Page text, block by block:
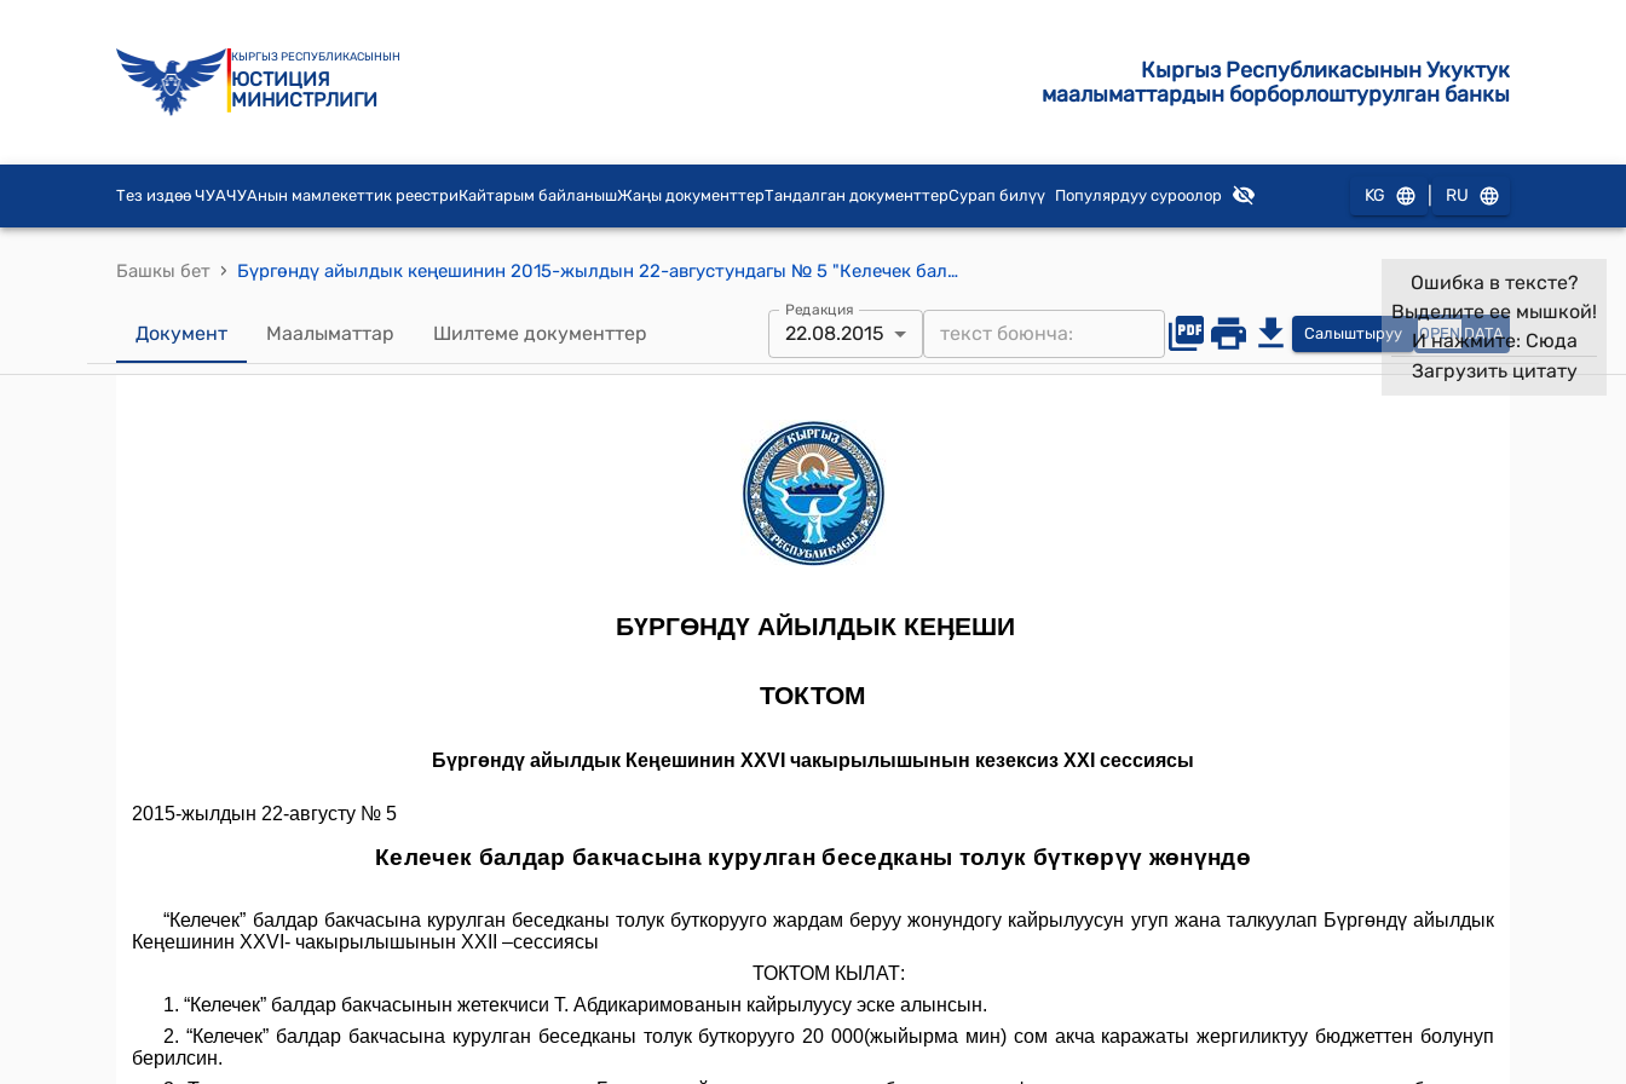
КЫРГЫЗ РЕСПУБЛИКАСЫНЫН
ЮСТИЦИЯ
МИНИСТРЛИГИ
Кыргыз Республикасынын Укуктук
маалыматтардын борборлоштурулган банкы
Тез издөө ЧУАЧУАнын мамлекеттик реестриКайтарым байланышЖаңы документтерТандалган документтерСурап билүү Популярдуу суроолор KG RU
Башкы бет › Бүргөндү айылдык кеңешинин 2015-жылдын 22-августундагы № 5 "Келечек балдар бакчасына курулган беседканы толук бүткөрүү жөнүндө" токтому
Документ Маалыматтар Шилтеме документтер
Редакция
22.08.2015 Салыштыруу OPEN DATA
Ошибка в тексте?
Выделите ее мышкой!
И нажмите: Сюда
Загрузить цитату